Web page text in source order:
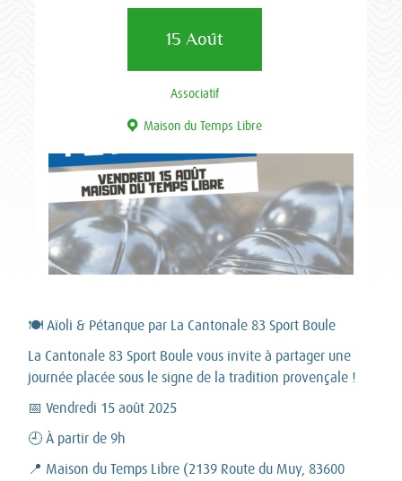
15 Août
Associatif
Maison du Temps Libre
🍽️ Aïoli & Pétanque par La Cantonale 83 Sport Boule
La Cantonale 83 Sport Boule vous invite à partager une
journée placée sous le signe de la tradition provençale !
📅 Vendredi 15 août 2025
🕘 À partir de 9h
📍 Maison du Temps Libre (2139 Route du Muy, 83600